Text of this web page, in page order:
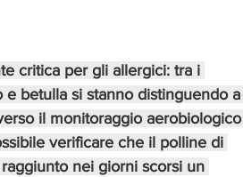
critica per gli allergici: tra i
betulla si stanno distinguendo a
il monitoraggio aerobiologico
verificare che il polline di
nei giorni scorsi un